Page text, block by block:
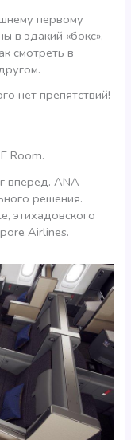
первому
в эдакий «бокс»,
смотреть в
нет препятствий!
Room.
вперед. ANA
решения.
этихадовского
Airlines.